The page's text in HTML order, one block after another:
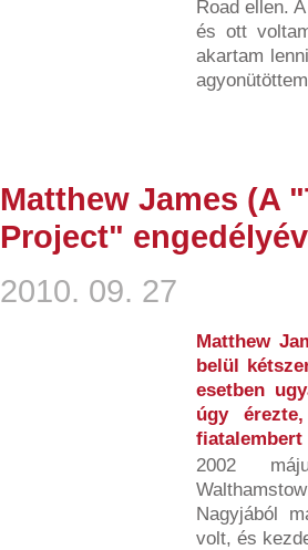
Road ellen.
és ott
akartam
Matthew James (A
Project"
2010. 09. 27
Matthew
belül
esetben
úgy
fiatalembert
2002
Nagyjából
volt, és